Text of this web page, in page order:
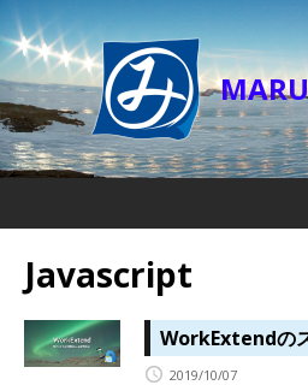
Javascript
WorkExtendの
2019/10/07